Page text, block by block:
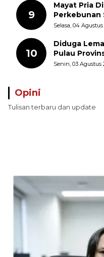
9
Mayat Pria
Perkebunan
Polisi
Selasa, 04
10
Diduga
Pulau
Pungli
Senin, 03 Agustus
Opini
Tulisan terbaru dan update